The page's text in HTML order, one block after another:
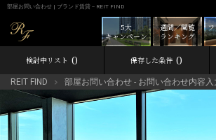
部屋お問い合わせ | ブランド賃貸－REIT FIND
週間／閲覧
ランキング
5大
キャンペーン
検討中リスト 0 保存した条件 0
REIT FIND 部屋お問い合わせ - お問い合わせ内容入